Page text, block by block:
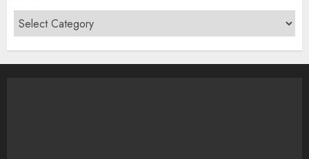
Kategori
modif